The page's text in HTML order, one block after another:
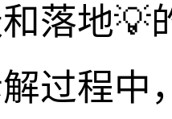
落地💡
过程中